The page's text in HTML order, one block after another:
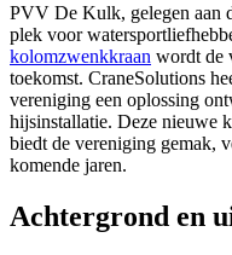
PVV De Kulk, gelegen aan
plek voor
kolomzwenkkraan wordt de
toekomst. CraneSolutions
vereniging een oplossing
hijsinstallatie. Deze nieuwe
biedt de vereniging gemak,
komende jaren.
Achtergrond en